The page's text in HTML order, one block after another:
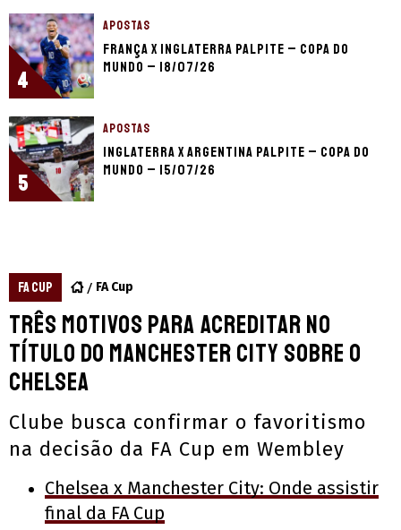
4
APOSTAS
França x Inglaterra palpite – Copa do
Mundo – 18/07/26
5
APOSTAS
Inglaterra x Argentina palpite – Copa do
Mundo – 15/07/26
FA CUP FA Cup
Três motivos para acreditar no
título do Manchester City sobre o
Chelsea
Clube busca confirmar o favoritismo
na decisão da FA Cup em Wembley
Chelsea x Manchester City: Onde assistir
final da FA Cup